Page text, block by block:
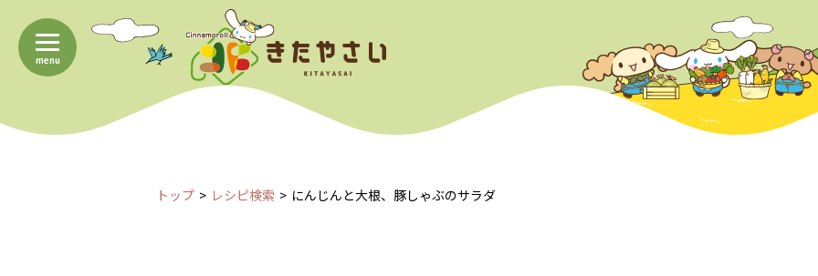
menu
トップ レシピ検索 にんじんと大根、豚しゃぶのサラダ